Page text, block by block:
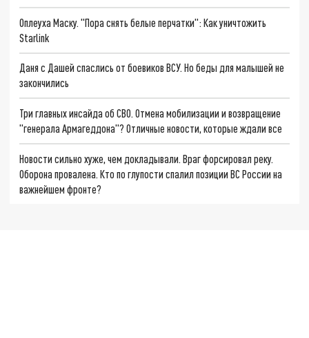
Оплеуха Маску. "Пора снять белые перчатки": Как уничтожить
Starlink
Даня с Дашей спаслись от боевиков ВСУ. Но беды для малышей не
закончились
Три главных инсайда об СВО. Отмена мобилизации и возвращение
"генерала Армагеддона"? Отличные новости, которые ждали все
Новости сильно хуже, чем докладывали. Враг форсировал реку.
Оборона провалена. Кто по глупости спалил позиции ВС России на
важнейшем фронте?